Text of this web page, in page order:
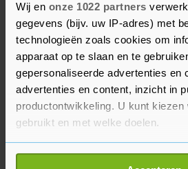
Wij en onze 1022 partners
gegevens (bijv. uw IP-adres) met
technologieën zoals cookies om
apparaat op te slaan en te
gepersonaliseerde advertenties en
advertenties en content, inzicht in
productontwikkeling. U kunt kiezen
gebruikt en met welke doelen.
Als u het toestaat, willen we ook
Verder meldde EBN dat
waterstofprojecten nog
uitgevoerd. Van Hoogstraten
onduidelijk beleid rond
een ontzettend belangrijke
het kabinet maakt niet
het wil realiseren. Als we de
Nederland willen houden,